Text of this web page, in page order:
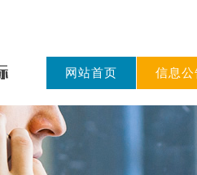
网站首页 信息公